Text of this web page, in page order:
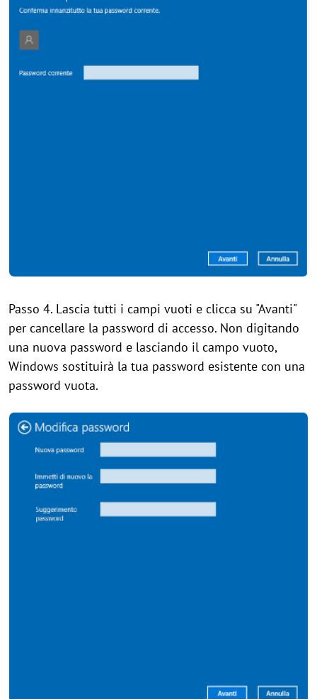
Passo 4. Lascia tutti i campi vuoti e clicca su "Avanti"
per cancellare la password di accesso. Non digitando
una nuova password e lasciando il campo vuoto,
Windows sostituirà la tua password esistente con una
password vuota.